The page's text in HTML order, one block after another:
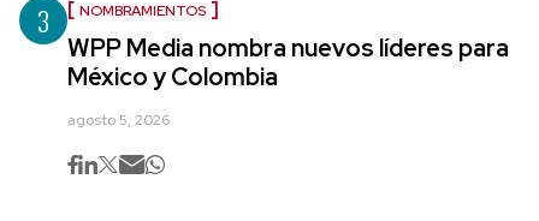
3 NOMBRAMIENTOS
WPP Media nombra nuevos líderes para
México y Colombia
agosto 5, 2026